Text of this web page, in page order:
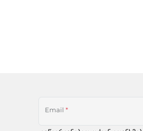
Email *